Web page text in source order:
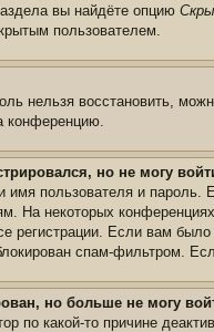
вы найдёте опцию
пользователем.
нельзя восстановить,
конференцию.
но не могу
имя пользователя и
На некоторых
регистрации. Если вам
спам-фильтром.
но больше не могу
по какой-то причине